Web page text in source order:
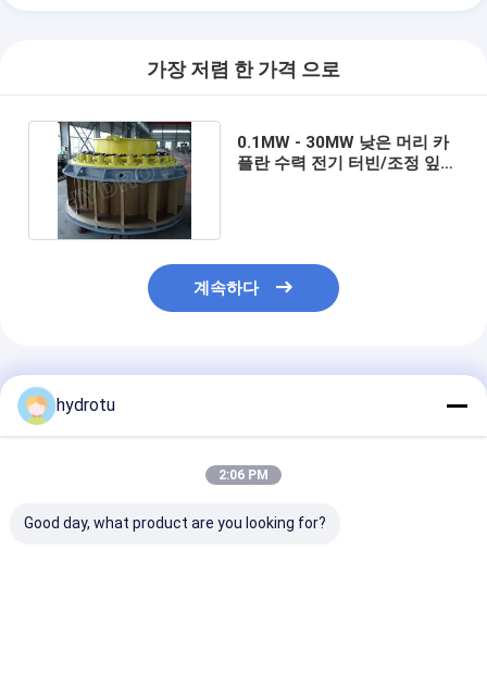
가장 저렴 한 가격 으로
0.1MW - 30MW 낮은 머리 카
플란 수력 전기 터빈/조정 잎을
계속하다
추천된 제품
hydrotu
2:06 PM
Good day, what product are you looking for?